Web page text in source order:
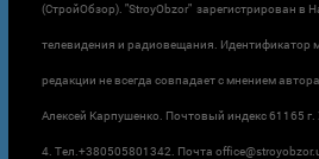
(СтройОбзор). "StroyObzor" зарегистрирован в
телевидения и радиовещания. Идентификатор
редакции не всегда совпадает с мнением
Алексей Карпушенко. Почтовый индекс 61165
4. Тел.+380505801342. Почта